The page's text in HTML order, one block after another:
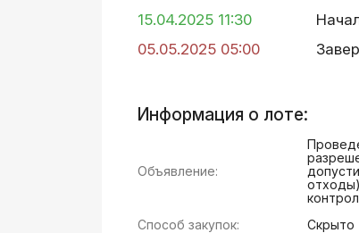
15.04.2025 11:30
05.05.2025 05:00
Информация о лоте:
Объявление:
Способ закупок:
Скрыто